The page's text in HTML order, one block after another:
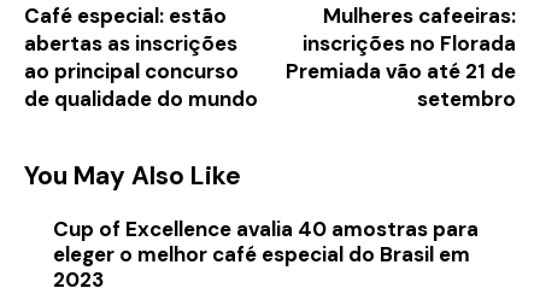
Café especial: estão
abertas as inscrições
ao principal concurso
de qualidade do mundo
Mulheres cafeeiras:
inscrições no Florada
Premiada vão até 21 de
setembro
You May Also Like
Cup of Excellence avalia 40 amostras para
eleger o melhor café especial do Brasil em
2023